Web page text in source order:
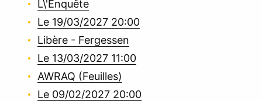
L\'Enquête
Le 19/03/2027 20:00
Libère - Fergessen
Le 13/03/2027 11:00
AWRAQ (Feuilles)
Le 09/02/2027 20:00